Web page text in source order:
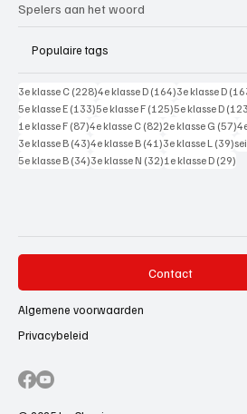
Spelers aan het woord
Populaire tags
3e klasse C (228)228 posts
4e klasse D (164)164 posts
3e klasse D
5e klasse E (133)133 posts
5e klasse F (125)125 posts
5e klasse D
1e klasse F (87)87 posts
4e klasse C (82)82 posts
2e klasse G (57)
3e klasse B (43)43 posts
4e klasse B (41)41 posts
3e klasse L (39)39
5e klasse B (34)34 posts
3e klasse N (32)32 posts
1e klasse D (29)
Contact
Algemene voorwaarden
Privacybeleid